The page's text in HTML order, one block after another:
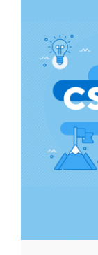
на